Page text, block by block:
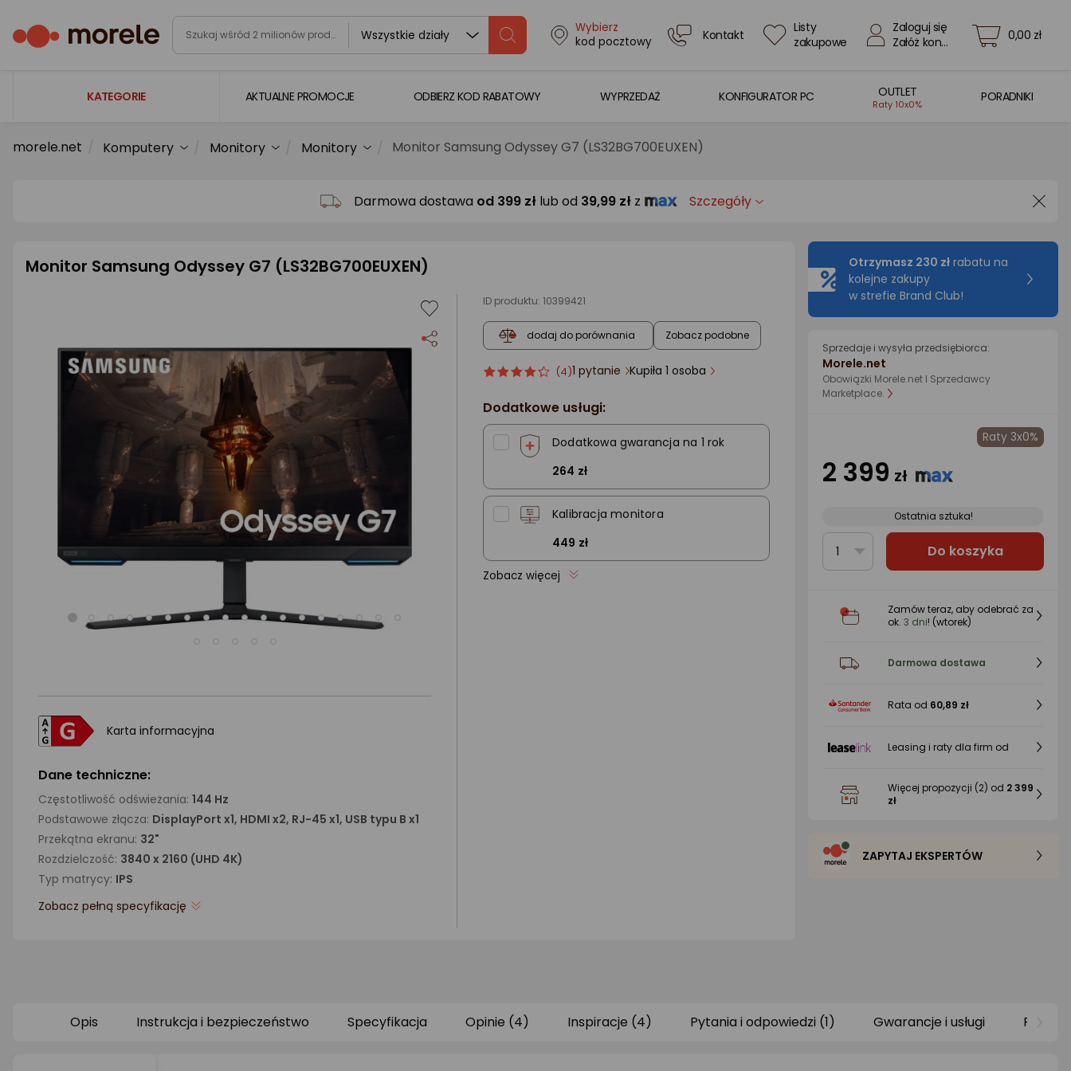
Wszystkie działy
Wybierz
kod pocztowy
Kontakt
Listy
zakupowe
Zaloguj się
Załóż konto
0,00 zł
KATEGORIE
Laptopy
Smartfony i smartwatche
AGD duże
AGD małe
Sport i turystyka
Zabawki i dziecko
Supermarket
AKTUALNE PROMOCJE ODBIERZ KOD RABATOWY WYPRZEDAŻ KONFIGURATOR PC OUTLET
Raty 10x0%
PORADNIKI
morele.net Komputery Monitory Monitory Monitor Samsung Odyssey G7 (LS32BG700EUXEN)
Darmowa dostawa od 399 zł lub od 39,99 zł z Szczegóły
Monitor Samsung Odyssey G7 (LS32BG700EUXEN)
ID produktu: 10399421
dodaj do porównania Zobacz podobne
ocena
4/5
Ocena
(4)1 pytanie Kupiła 1 osoba
Dodatkowe usługi:
Dodatkowa gwarancja na 1 rok
264 zł
Kalibracja monitora
449 zł
Zobacz więcej
Karta informacyjna
Dane techniczne:
Częstotliwość odświeżania: 144 Hz
Podstawowe złącza: DisplayPort x1, HDMI x2, RJ-45 x1, USB typu B x1
Przekątna ekranu: 32"
Rozdzielczość: 3840 x 2160 (UHD 4K)
Typ matrycy: IPS
Zobacz pełną specyfikację
Otrzymasz 230 zł rabatu na
kolejne zakupy
w strefie Brand Club!
Sprzedaje i wysyła przedsiębiorca:
Morele.net
Obowiązki Morele.net I Sprzedawcy
Marketplace.
Raty 3x0%
2 399 zł
Ostatnia sztuka!
1 Do koszyka
Zamów teraz, aby odebrać za
ok. 3 dni! (wtorek)
Darmowa dostawa
Rata od 60,89 zł
Leasing i raty dla firm od
Więcej propozycji (2) od 2 399
zł
ZAPYTAJ EKSPERTÓW
Opis Instrukcja i bezpieczeństwo Specyfikacja Opinie (4) Inspiracje (4) Pytania i odpowiedzi (1) Gwarancje i usługi Raty